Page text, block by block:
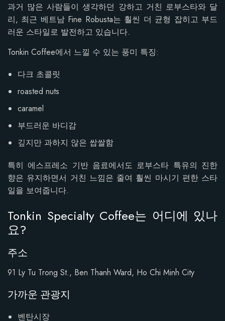
과거 많은 사람들이 생각하던 강하고 거친 로부스타와 달
리, 최근 베트남 Fine Robusta는 훨씬 더 균형 잡히고 부드
러운 스타일로 발전하고 있습니다.
Tonkin Coffee에서 느낄 수 있는 풍미 특징:
다크 초콜릿
roasted nuts
caramel
부드러운 바디감
깊지만 과하지 않은 쌉쌀함
특히 에스프레소 기반 음료에서도 로부스타 특유의 진한
향은 유지하면서 거친 느낌은 줄여 훨씬 마시기 편한 스타
일을 보여줍니다.
Tonkin Specialty Coffee는 어디에 있나
요?
주소
91 Ly Tu Trong St., Ben Thanh Ward, Ho Chi Minh City
가까운 관광지
벤탄시장